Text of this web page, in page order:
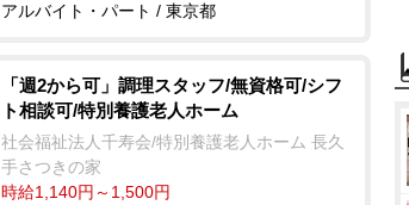
アルバイト・パート / 東京都
「週2から可」調理スタッフ/無資格可/シフ
ト相談可/特別養護老人ホーム
社会福祉法人千寿会/特別養護老人ホーム 長久
手さつきの家
時給1,140円～1,500円